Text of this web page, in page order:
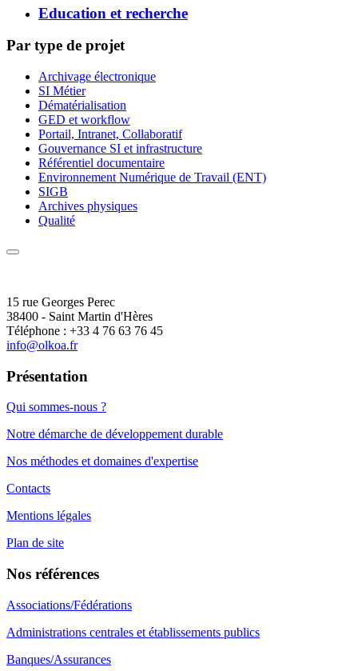
Education et recherche
Par type de projet
Archivage électronique
SI Métier
Dématérialisation
GED et workflow
Portail, Intranet, Collaboratif
Gouvernance SI et infrastructure
Référentiel documentaire
Environnement Numérique de Travail (ENT)
SIGB
Archives physiques
Qualité
15 rue Georges Perec
38400 - Saint Martin d'Hères
Téléphone : +33 4 76 63 76 45
info@olkoa.fr
Présentation
Qui sommes-nous ?
Notre démarche de développement durable
Nos méthodes et domaines d'expertise
Contacts
Mentions légales
Plan de site
Nos références
Associations/Fédérations
Administrations centrales et établissements publics
Banques/Assurances